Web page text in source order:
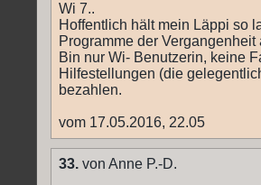
Wi 7..
Hoffentlich hält mein Läppi so
Programme der Vergangenheit
Bin nur Wi- Benutzerin, keine
Hilfestellungen (die
bezahlen.
vom 17.05.2016, 22.05
33. von Anne P.-D.